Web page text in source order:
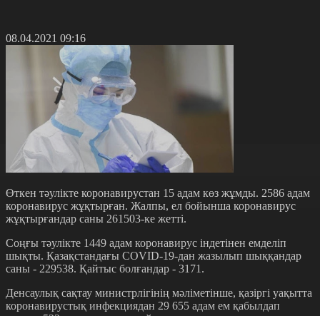
08.04.2021 09:16
Өткен тәулікте коронавирустан 15 адам көз жұмды. 2586 адам
коронавирус жұқтырған. Жалпы, ел бойынша коронавирус
жұқтырғандар саны 261503-ке жеттi.
Соңғы тәулікте 1449 адам коронавирус індетінен емделіп
шықты. Қазақстандағы COVID-19-дан жазылып шыққандар
саны - 229538. Қайтыс болғандар - 3171.
Денсаулық сақтау министрлігінің мәліметінше, қазіргі уақытта
коронавирустық инфекциядан 29 655 адам ем қабылдап